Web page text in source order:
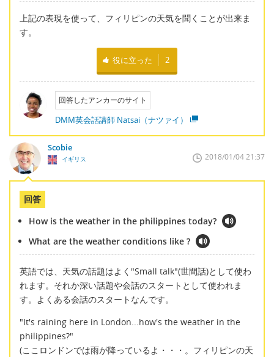
上記の表現を使って、フィリピンの天気を聞くことが出来ま
す。
役に立った 2
回答したアンカーのサイト
DMM英会話講師 Natsai（ナツァイ）
Scobie
イギリス 2018/01/04 21:37
回答
How is the weather in the philippines today?
What are the weather conditions like ?
英語では、天気の話題はよく"Small talk"(世間話)として使わ
れます。それか深い話題や会話のスタートとして使われま
す。よくある会話のスタートなんです。
"It's raining here in London...how's the weather in the
philippines?"
(ここロンドンでは雨が降っているよ・・・。フィリピンの天